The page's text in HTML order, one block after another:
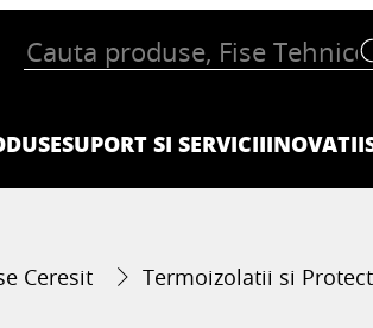
SUPORT SI SERVICIIINOVATII
Ceresit Termoizolatii si